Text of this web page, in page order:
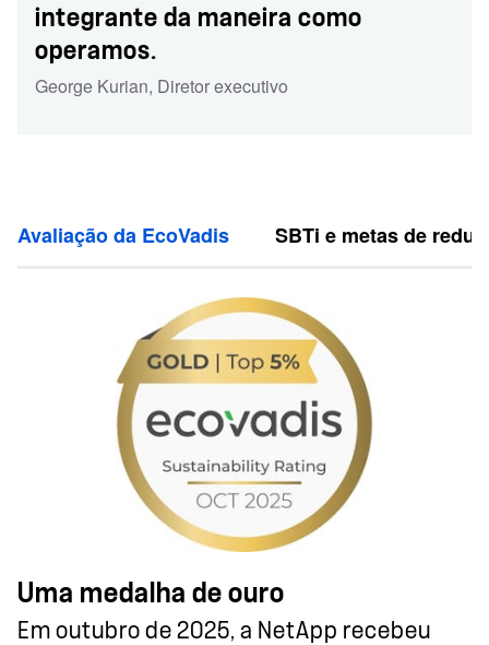
integrante da maneira como
operamos.
George Kurian, Diretor executivo
Avaliação da EcoVadis SBTi e metas de
Uma medalha de ouro
Em outubro de 2025, a NetApp recebeu